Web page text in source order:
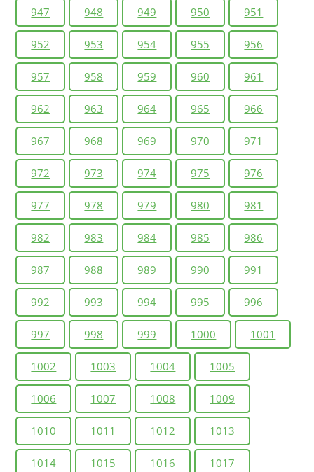
947 948 949 950 951
952 953 954 955 956
957 958 959 960 961
962 963 964 965 966
967 968 969 970 971
972 973 974 975 976
977 978 979 980 981
982 983 984 985 986
987 988 989 990 991
992 993 994 995 996
997 998 999 1000 1001
1002 1003 1004 1005
1006 1007 1008 1009
1010 1011 1012 1013
1014 1015 1016 1017